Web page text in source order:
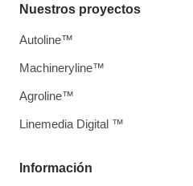
Información
Nuestros proyectos
Autoline™
Machineryline™
Agroline™
Linemedia Digital ™